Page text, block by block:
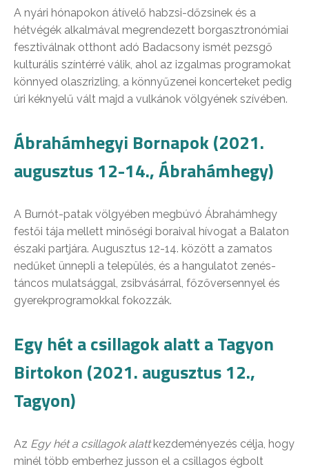
A nyári hónapokon átívelő habzsi-dőzsinek és a
hétvégék alkalmával megrendezett borgasztronómiai
fesztiválnak otthont adó Badacsony ismét pezsgő
kulturális színtérré válik, ahol az izgalmas programokat
könnyed olaszrizling, a könnyűzenei koncerteket pedig
úri kéknyelű vált majd a vulkánok völgyének szívében.
Ábrahámhegyi Bornapok (2021.
augusztus 12-14., Ábrahámhegy)
A Burnót-patak völgyében megbúvó Ábrahámhegy
festői tája mellett minőségi boraival hívogat a Balaton
északi partjára. Augusztus 12-14. között a zamatos
nedűket ünnepli a település, és a hangulatot zenés-
táncos mulatsággal, zsibvásárral, főzőversennyel és
gyerekprogramokkal fokozzák.
Egy hét a csillagok alatt a Tagyon
Birtokon (2021. augusztus 12.,
Tagyon)
Az Egy hét a csillagok alattkezdeményezés célja, hogy
minél több emberhez jusson el a csillagos égbolt